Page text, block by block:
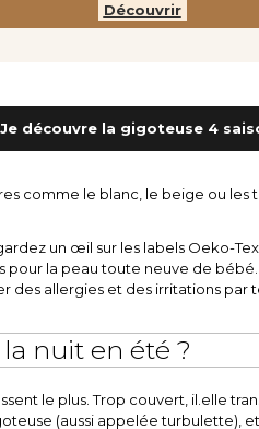
Découvrir
Je découvre la gigoteuse 4
comme le blanc, le beige ou les
un œil sur les labels Oeko-
pour la peau toute neuve de
allergies et des irritations par
nuit en été ?
le plus. Trop couvert, il.elle
(aussi appelée turbulette),